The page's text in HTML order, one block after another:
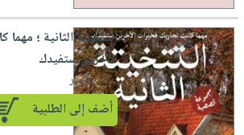
التتخيتة الثانية ؛
الآخرين ستفيدك
لـ داليا الأمير
أضف إلى الطلبية